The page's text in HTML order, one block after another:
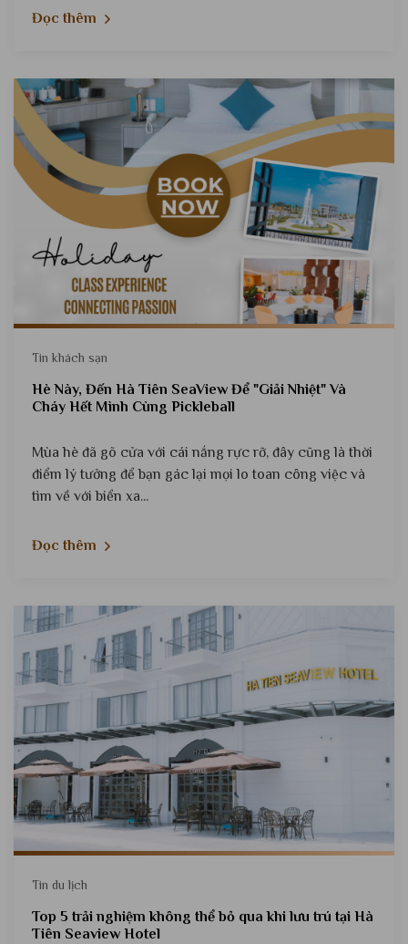
Đọc thêm
Tin khách sạn
Hè Này, Đến Hà Tiên SeaView Để "Giải Nhiệt" Và
Cháy Hết Mình Cùng Pickleball
Mùa hè đã gõ cửa với cái nắng rực rỡ, đây cũng là thời
điểm lý tưởng để bạn gác lại mọi lo toan công việc và
tìm về với biển xa...
Đọc thêm
Tin du lịch
Top 5 trải nghiệm không thể bỏ qua khi lưu trú tại Hà
Tiên Seaview Hotel